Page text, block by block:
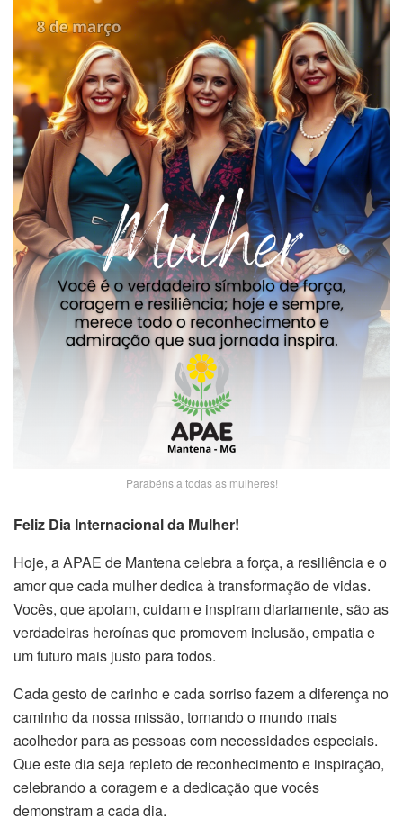
Parabéns a todas as mulheres!
Feliz Dia Internacional da Mulher!
Hoje, a APAE de Mantena celebra a força, a resiliência e o
amor que cada mulher dedica à transformação de vidas.
Vocês, que apoiam, cuidam e inspiram diariamente, são as
verdadeiras heroínas que promovem inclusão, empatia e
um futuro mais justo para todos.
Cada gesto de carinho e cada sorriso fazem a diferença no
caminho da nossa missão, tornando o mundo mais
acolhedor para as pessoas com necessidades especiais.
Que este dia seja repleto de reconhecimento e inspiração,
celebrando a coragem e a dedicação que vocês
demonstram a cada dia.